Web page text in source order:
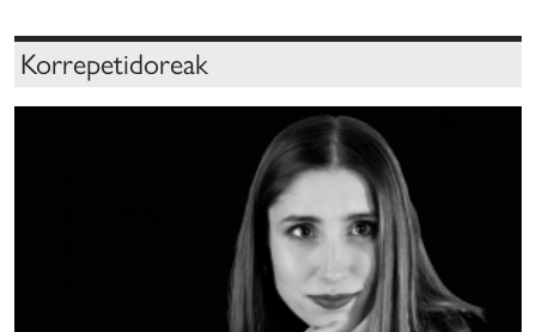
Korrepetidoreak